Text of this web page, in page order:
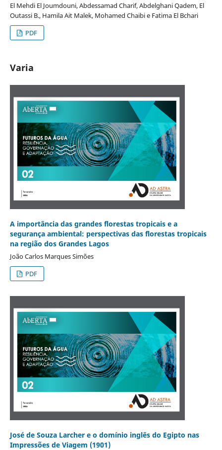
El Mehdi El Joumdouni, Abdessamad Charif, Abdelghani Qadem, El
Outassi B., Hamila Ait Malek, Mohamed Chaibi e Fatima El Bchari
PDF
Varia
A importância das grandes florestas tropicais e a
segurança ambiental: perspectivas das florestas tropicais
na região dos Grandes Lagos
João Carlos Marques Simões
PDF
José de Souza Larcher e o domínio inglês do Egipto nas
Impressões de Viagem (1901)